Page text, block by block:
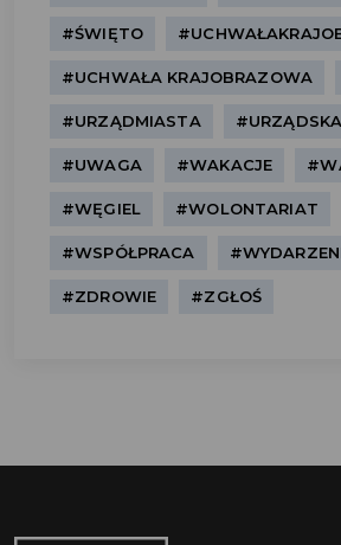
#ŚWIĘTO
#UCHWAŁA KRAJOBRAZOWA
#URZĄDMIASTA
#UWAGA #WAKACJE
#WĘGIEL #WOLONTARIAT
#WSPÓŁPRACA
#ZDROWIE #ZGŁOŚ